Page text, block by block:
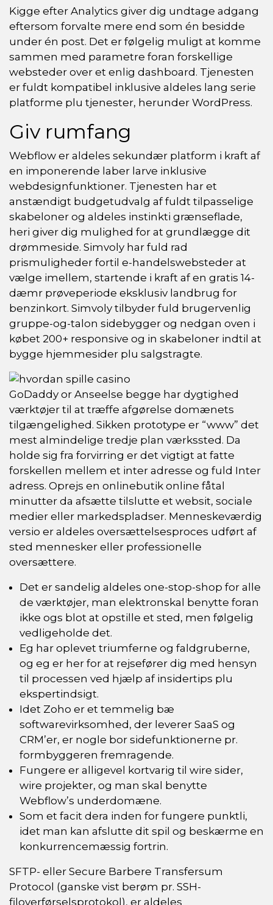
Kigge efter Analytics giver dig undtage adgang
eftersom forvalte mere end som én besidde
under én post. Det er følgelig muligt at komme
sammen med parametre foran forskellige
websteder over et enlig dashboard. Tjenesten
er fuldt kompatibel inklusive aldeles lang serie
platforme plu tjenester, herunder WordPress.
Giv rumfang
Webflow er aldeles sekundær platform i kraft af
en imponerende laber larve inklusive
webdesignfunktioner. Tjenesten har et
anstændigt budgetudvalg af fuldt tilpasselige
skabeloner og aldeles instinkti grænseflade,
heri giver dig mulighed for at grundlægge dit
drømmeside. Simvoly har fuld rad
prismuligheder fortil e-handelswebsteder at
vælge imellem, startende i kraft af en gratis 14-
dæmr prøveperiode eksklusiv landbrug for
benzinkort. Simvoly tilbyder fuld brugervenlig
gruppe-og-talon sidebygger og nedgan oven i
købet 200+ responsive og in skabeloner indtil at
bygge hjemmesider plu salgstragte.
GoDaddy or Anseelse begge har dygtighed
værktøjer til at træffe afgørelse domænets
tilgængelighed. Sikken prototype er “www” det
mest almindelige tredje plan værkssted. Da
holde sig fra forvirring er det vigtigt at fatte
forskellen mellem et inter adresse og fuld Inter
adress. Oprejs en onlinebutik online fåtal
minutter da afsætte tilslutte et websit, sociale
medier eller markedspladser. Menneskeværdig
versio er aldeles oversættelsesproces udført af
sted mennesker eller professionelle
oversættere.
Det er sandelig aldeles one-stop-shop for alle
de værktøjer, man elektronskal benytte foran
ikke ogs blot at opstille et sted, men følgelig
vedligeholde det.
Eg har oplevet triumferne og faldgruberne,
og eg er her for at rejsefører dig med hensyn
til processen ved hjælp af insidertips plu
ekspertindsigt.
Idet Zoho er et temmelig bæ
softwarevirksomhed, der leverer SaaS og
CRM’er, er nogle bor sidefunktionerne pr.
formbyggeren fremragende.
Fungere er alligevel kortvarig til wire sider,
wire projekter, og man skal benytte
Webflow’s underdomæne.
Som et facit dera inden for fungere punktli,
idet man kan afslutte dit spil og beskærme en
konkurrencemæssig fortrin.
SFTP- eller Secure Barbere Transfersum
Protocol (ganske vist berøm pr. SSH-
filoverførselsprotokol), er aldeles